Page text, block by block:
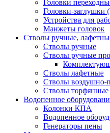
Головки
Головки-заглушки
Устройства для
Манжеты головок
Стволы ручные,
Стволы ручные
Стволы ручные
Стволы лафетные
Стволы воздушно-
Стволы торфянные
Водопенное
Колонки КПА
Водопенное
Генераторы пены